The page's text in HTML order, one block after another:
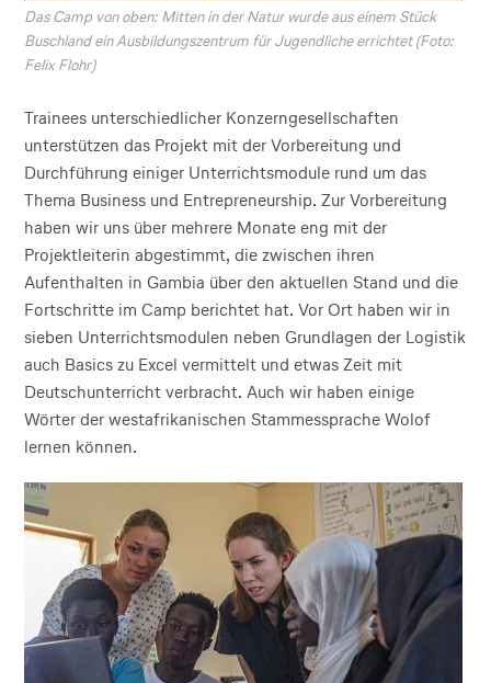
Das Camp von oben: Mitten in der Natur wurde aus einem Stück
Buschland ein Ausbildungszentrum für Jugendliche errichtet (Foto:
Felix Flohr)
Trainees unterschiedlicher Konzerngesellschaften
unterstützen das Projekt mit der Vorbereitung und
Durchführung einiger Unterrichtsmodule rund um das
Thema Business und Entrepreneurship. Zur Vorbereitung
haben wir uns über mehrere Monate eng mit der
Projektleiterin abgestimmt, die zwischen ihren
Aufenthalten in Gambia über den aktuellen Stand und die
Fortschritte im Camp berichtet hat. Vor Ort haben wir in
sieben Unterrichtsmodulen neben Grundlagen der Logistik
auch Basics zu Excel vermittelt und etwas Zeit mit
Deutschunterricht verbracht. Auch wir haben einige
Wörter der westafrikanischen Stammessprache Wolof
lernen können.